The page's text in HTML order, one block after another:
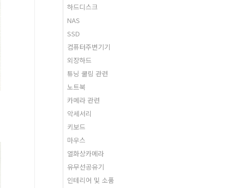
하드디스크
NAS
SSD
컴퓨터주변기기
외장하드
튜닝 쿨링 관련
노트북
카메라 관련
악세서리
키보드
마우스
열화상카메라
유무선공유기
인테리어 및 소품